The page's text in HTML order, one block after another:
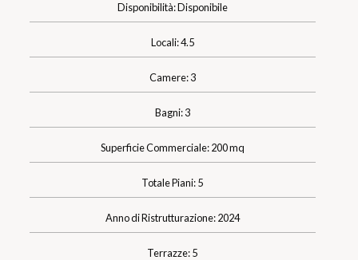
Disponibilità: Disponibile
Locali: 4.5
Camere: 3
Bagni: 3
Superficie Commerciale: 200 mq
Totale Piani: 5
Anno di Ristrutturazione: 2024
Terrazze: 5